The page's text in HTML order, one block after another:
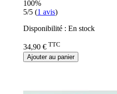
100%
5/5 (1 avis)
Disponibilité : En stock
34,90 € TTC
Ajouter au panier